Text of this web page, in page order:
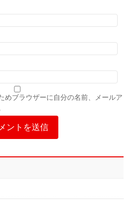
めブラウザーに自分の名前、メールア